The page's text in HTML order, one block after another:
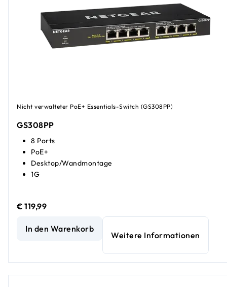
Nicht verwalteter PoE+ Essentials-Switch (GS308PP)
GS308PP
8 Ports
PoE+
Desktop/Wandmontage
1G
€ 119,99
Unmanaged Gigabit-Ethernet Essentials-Switch mit 8
In den Warenkorb
Weitere Informationen